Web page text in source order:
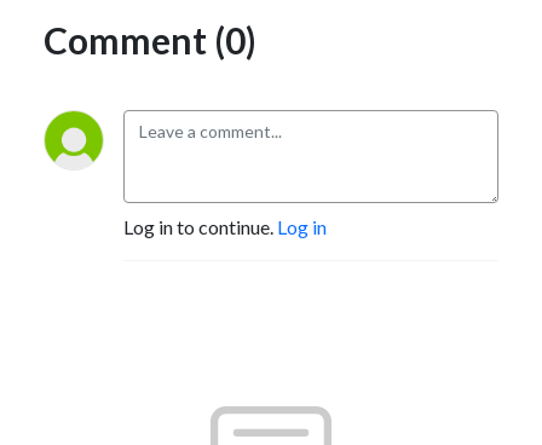
Comment (0)
Log in to continue. Log in